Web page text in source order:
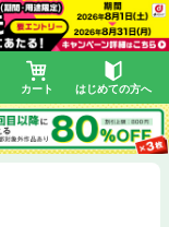
カート はじめての方へ